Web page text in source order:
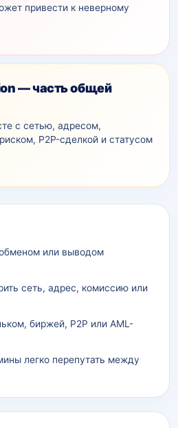
привести к неверному
— часть общей
с сетью, адресом,
P2P-сделкой и статусом
контекст
или выводом
сеть, адрес, комиссию или
биржей, P2P или AML-
легко перепутать между